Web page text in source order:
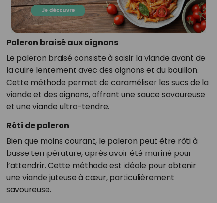
Paleron braisé aux oignons
Le paleron braisé consiste à saisir la viande avant de
la cuire lentement avec des oignons et du bouillon.
Cette méthode permet de caraméliser les sucs de la
viande et des oignons, offrant une sauce savoureuse
et une viande ultra-tendre.
Rôti de paleron
Bien que moins courant, le paleron peut être rôti à
basse température, après avoir été mariné pour
l’attendrir. Cette méthode est idéale pour obtenir
une viande juteuse à cœur, particulièrement
savoureuse.